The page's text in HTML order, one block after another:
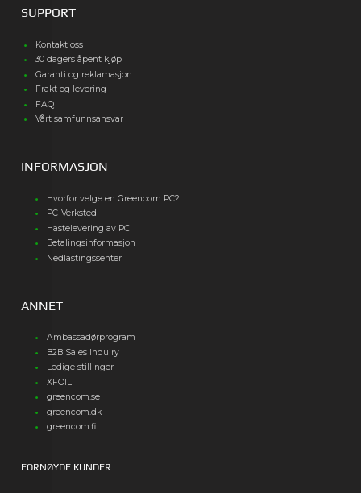
SUPPORT
Kontakt oss
30 dagers åpent kjøp
Garanti og reklamasjon
Frakt og levering
FAQ
Vårt samfunnsansvar
INFORMASJON
Hvorfor velge en Greencom PC?
PC-Verksted
Hastelevering av PC
Betalingsinformasjon
Nedlastingssenter
ANNET
Ambassadørprogram
B2B Sales Inquiry
Ledige stillinger
XFOIL
greencom.se
greencom.dk
greencom.fi
FORNØYDE KUNDER